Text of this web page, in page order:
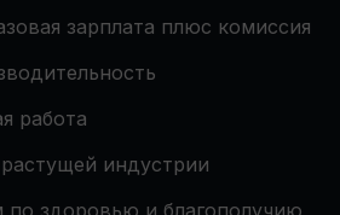
зарплата плюс комиссия
работа
индустрии
по здоровью и благополучию